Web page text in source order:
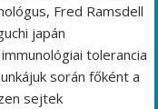
Fred Ramsdell
japán
tolerancia
során főként a
sejtek